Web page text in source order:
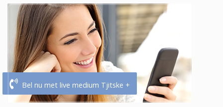
Bel nu met live medium Tjitske +